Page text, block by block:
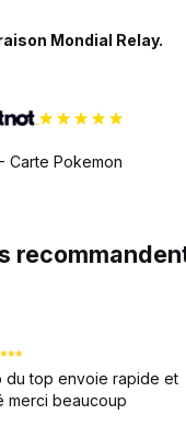
Mondial Relay.
Carte Pokemon
du top envoie rapide et
merci beaucoup